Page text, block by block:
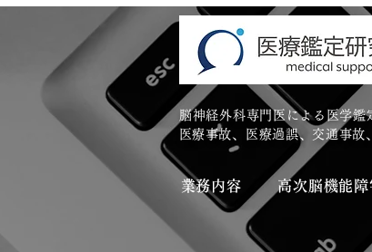
脳神経外科専門医による医学鑑
医療事故、医療過誤、交通事
業務内容 高次脳機能